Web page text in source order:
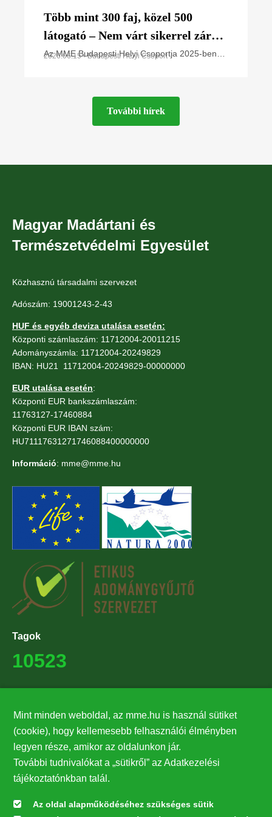
Több mint 300 faj, közel 500
látogató – Nem várt sikerrel zárult
a Budapesti Helyi Csoport 1.
Az MME Budapesti Helyi Csoportja 2025-ben
2026.06.15 • Budapesti Helyi Csoport
További hírek
Magyar Madártani és
Természetvédelmi Egyesület
Közhasznú társadalmi szervezet
Adószám: 19001243-2-43
HUF és egyéb deviza utalása esetén:
Központi számlaszám: 11712004-20011215
Adományszámla: 11712004-20249829
IBAN: HU21 11712004-20249829-00000000
EUR utalása esetén:
Központi EUR bankszámlaszám:
11763127-17460884
Központi EUR IBAN szám:
HU71117631271746088400000000
Információ: mme@mme.hu
Tagok
10523
27224
Hírlevél feliratkozás
Értesüljön elsőként legfrissebb híreinkről, eseményeinkről!
Mint minden weboldal, az mme.hu is használ sütiket
(cookie), hogy kellemesebb felhasználói élményben
legyen része, amikor az oldalunkon jár.
További tudnivalókat a „sütikről” az Adatkezelési
tájékoztatónkban talál.
Az oldal alapműködéséhez szükséges sütik